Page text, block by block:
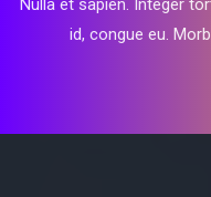
Nulla et sapien. Integer
id, congue eu.